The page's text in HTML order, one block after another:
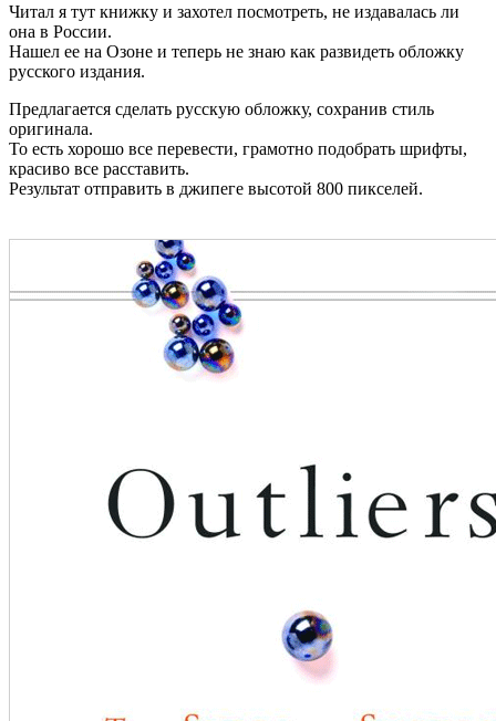
Читал я тут книжку и захотел посмотреть, не издавалась ли
она в России.
Нашел ее на Озоне и теперь не знаю как развидеть обложку
русского издания.
Предлагается сделать русскую обложку, сохранив стиль
оригинала.
То есть хорошо все перевести, грамотно подобрать шрифты,
красиво все расставить.
Результат отправить в джипеге высотой 800 пикселей.